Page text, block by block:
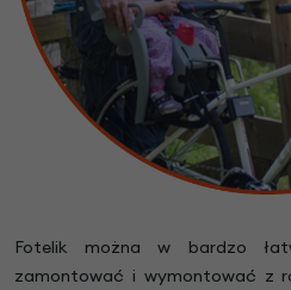
Fotelik można w bardzo
zamontować i wymontować z